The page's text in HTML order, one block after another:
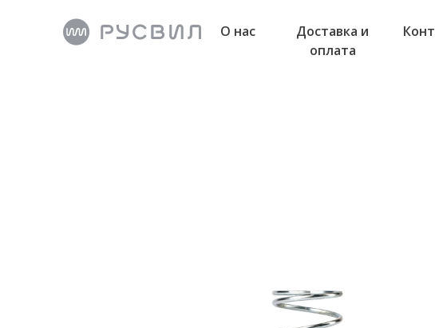
О нас
Доставка и
оплата